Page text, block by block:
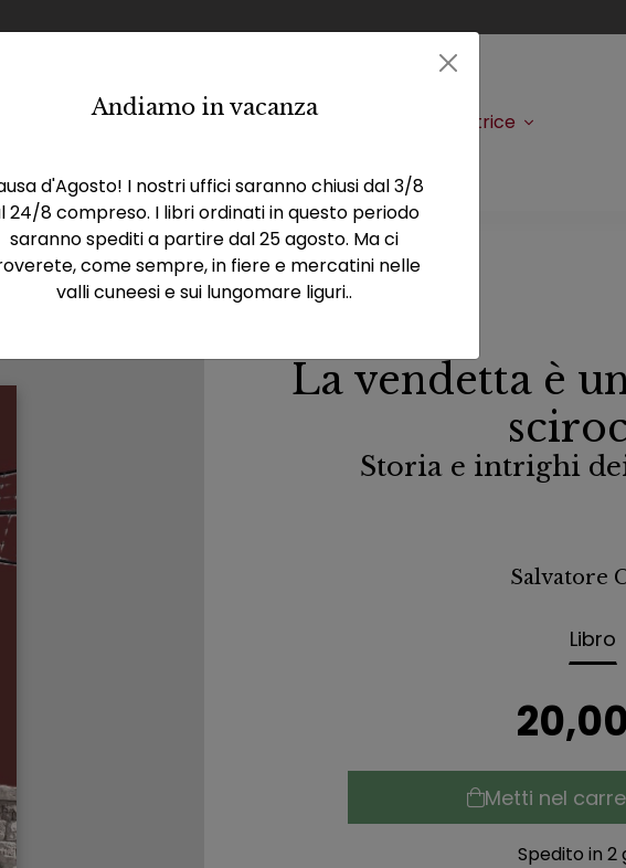
Eventi Rassegna stampa La casa editrice
La vendetta è
Storia e intrighi
Salvatore
Libro
Metti nel
Spedito in 2
Andiamo in vacanza
d'Agosto! I nostri uffici saranno chiusi dal 3/8
24/8 compreso. I libri ordinati in questo periodo
saranno spediti a partire dal 25 agosto. Ma ci
come sempre, in fiere e mercatini nelle
valli cuneesi e sui lungomare liguri..